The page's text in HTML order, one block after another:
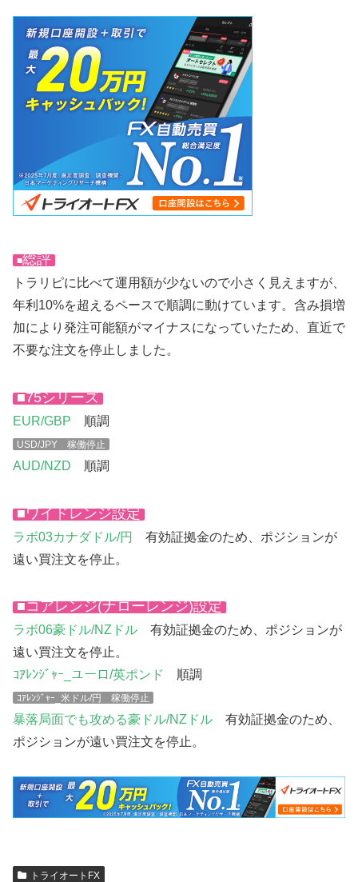
■総評
トラリピに比べて運用額が少ないので小さく見えますが、
年利10%を超えるペースで順調に動けています。含み損増
加により発注可能額がマイナスになっていたため、直近で
不要な注文を停止しました。
■75シリーズ
EUR/GBP 順調
USD/JPY 稼働停止
AUD/NZD 順調
■ワイドレンジ設定
ラボ03カナダドル/円
有効証拠金のため、ポジションが
遠い買注文を停止。
■コアレンジ(ナローレンジ)設定
ラボ06豪ドル/NZドル 有効証拠金のため、ポジションが
遠い買注文を停止。
ｺｱﾚﾝｼﾞｬｰ_ユーロ/英ポンド
順調
ｺｱﾚﾝｼﾞｬｰ_米ドル/円 稼働停止
暴落局面でも攻める豪ドル/NZドル 有効証拠金のため、
ポジションが遠い買注文を停止。
トライオートFX